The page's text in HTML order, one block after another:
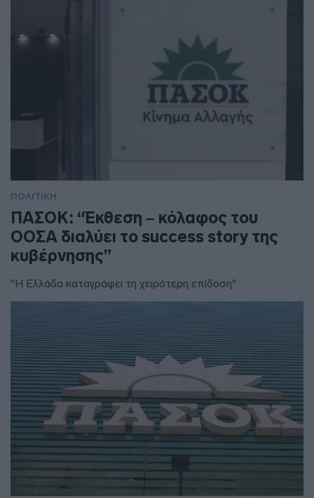
ΠΟΛΙΤΙΚΗ
ΠΑΣΟΚ: “Έκθεση – κόλαφος του
ΟΟΣΑ διαλύει το success story της
κυβέρνησης”
"Η Ελλάδα καταγράφει τη χειρότερη επίδοση"